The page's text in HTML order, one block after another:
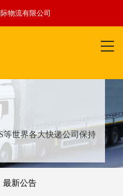
物流有限公司
等世界各大快递公司保持
内外客户更多个性化需求
最新公告